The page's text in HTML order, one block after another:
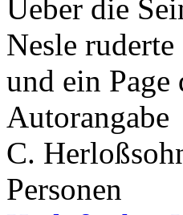
Ueber die
Nesle
und ein
Autorangabe
C.
Personen